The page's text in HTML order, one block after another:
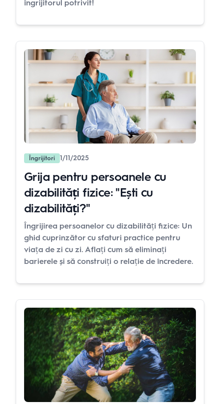
îngrijitorul potrivit!
Îngrijitori 1/11/2025
Grija pentru persoanele cu
dizabilități fizice: "Ești cu
dizabilități?"
Îngrijirea persoanelor cu dizabilități fizice: Un
ghid cuprinzător cu sfaturi practice pentru
viața de zi cu zi. Aflați cum să eliminați
barierele și să construiți o relație de încredere.